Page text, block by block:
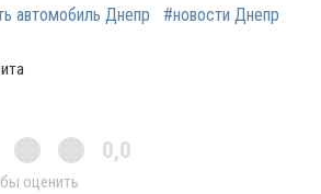
автомобиль Днепр #новости Днепр
0,0
оценить